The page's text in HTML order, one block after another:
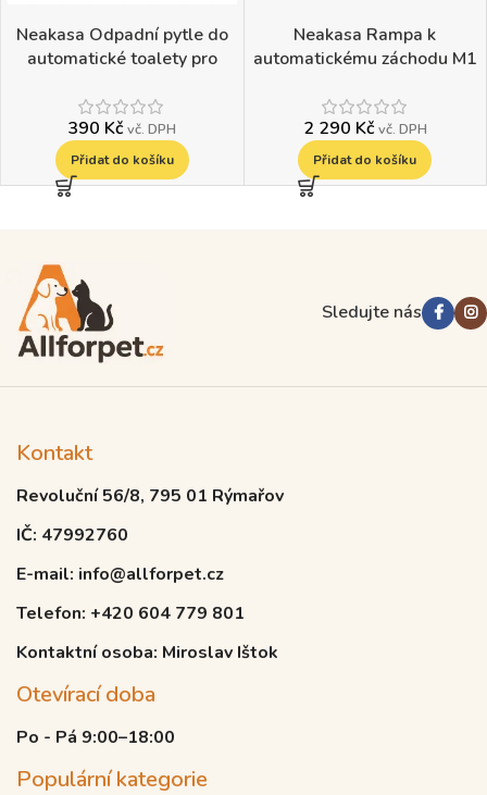
Neakasa Odpadní pytle do
automatické toalety pro
390 Kč vč. DPH
Přidat do košíku
Neakasa Rampa k
automatickému záchodu M1
2 290 Kč vč. DPH
Přidat do košíku
Sledujte nás
Kontakt
Revoluční 56/8, 795 01 Rýmařov
IČ: 47992760
E-mail: info@allforpet.cz
Telefon: +420 604 779 801
Kontaktní osoba: Miroslav Ištok
Otevírací doba
Po - Pá 9:00–18:00
Populární kategorie